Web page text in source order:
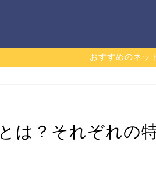
おすすめのネッ
は？それぞれの